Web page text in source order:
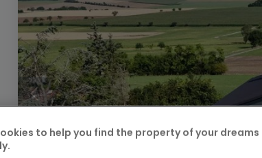
to help you find the property of your dreams